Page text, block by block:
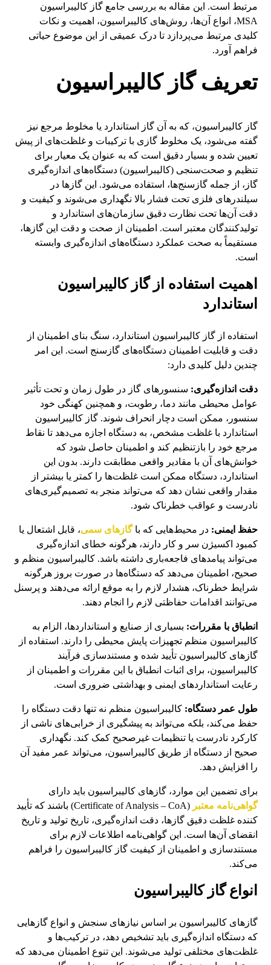
مرتبط است. این مقاله به بررسی جامع گاز کالیبراسیون
MSA، انواع آن‌ها، روش‌های کالیبراسیون، اهمیت و نکات
کلیدی مرتبط می‌پردازد تا درک عمیقی از این موضوع حیاتی
فراهم آورد.
تعریف گاز کالیبراسیون
گاز کالیبراسیون، که به آن گاز استاندارد یا مخلوط مرجع نیز
گفته می‌شود، یک مخلوط گازی با ترکیبات و غلظت‌های از پیش
تعیین شده و بسیار دقیق است که به عنوان یک معیار برای
تنظیم و صحت‌سنجی (کالیبراسیون) دستگاه‌های اندازه‌گیری
گاز، از جمله گازسنج‌ها، استفاده می‌شود. این گازها در
سیلندرهای فلزی تحت فشار بالا نگهداری می‌شوند و کیفیت و
دقت آن‌ها تحت نظارت دقیق سازمان‌های استاندارد و
تولیدکنندگان معتبر است. اطمینان از صحت و دقت این گازها،
مستقیماً به صحت عملکرد دستگاه‌های اندازه‌گیری وابسته
است.
اهمیت استفاده از گاز کالیبراسیون
استاندارد
استفاده از گاز کالیبراسیون استاندارد، سنگ بنای اطمینان از
دقت و قابلیت اطمینان دستگاه‌های گازسنج است. این امر
چندین دلیل کلیدی دارد:
دقت اندازه‌گیری: سنسورهای گاز در طول زمان و تحت تأثیر
عوامل محیطی مانند دما، رطوبت، و همچنین کهنگی خود
سنسور، ممکن است دچار انحراف شوند. گاز کالیبراسیون
استاندارد با غلظت مشخص، به دستگاه اجازه می‌دهد تا نقاط
مرجع خود را بازتنظیم کند و اطمینان حاصل شود که
خوانش‌های آن با مقادیر واقعی مطابقت دارند. بدون این
استاندارد، دستگاه ممکن است غلظت‌ها را کمتر یا بیشتر از
مقدار واقعی نشان دهد که می‌تواند منجر به تصمیم‌گیری‌های
نادرست و عواقب خطرناک شود.
حفظ ایمنی:در محیط‌هایی که باگازهای سمی، قابل اشتعال یا
کمبود اکسیژن سر و کار دارند، هرگونه خطای اندازه‌گیری
می‌تواند پیامدهای فاجعه‌باری داشته باشد. کالیبراسیون منظم و
صحیح، اطمینان می‌دهد که دستگاه‌ها در صورت بروز هرگونه
شرایط خطرناک، هشدار لازم را به موقع ارائه می‌دهند و پرسنل
می‌توانند اقدامات حفاظتی لازم را انجام دهند.
انطباق با مقررات: بسیاری از صنایع و استانداردها، الزام به
کالیبراسیون منظم تجهیزات پایش محیطی را دارند. استفاده از
گازهای کالیبراسیون تأیید شده و مستندسازی فرآیند
کالیبراسیون، برای اثبات انطباق با این مقررات و اطمینان از
رعایت استانداردهای ایمنی و بهداشتی ضروری است.
طول عمر دستگاه:کالیبراسیون منظم نه تنها دقت دستگاه را
حفظ می‌کند، بلکه می‌تواند به پیشگیری از خرابی‌های ناشی از
کارکرد نادرست یا تنظیمات غیرصحیح کمک کند. نگهداری
صحیح از دستگاه از طریق کالیبراسیون، می‌تواند عمر مفید آن
را افزایش دهد.
برای تضمین این موارد، گازهای کالیبراسیون باید دارای
گواهی‌نامه معتبر
(Certificate of Analysis – CoA) باشند که تأیید
کننده غلظت دقیق گازها، دقت اندازه‌گیری، تاریخ تولید و تاریخ
انقضای آن‌ها است. این گواهی‌نامه اطلاعات لازم برای
مستندسازی و اطمینان از کیفیت گاز کالیبراسیون را فراهم
می‌کند.
انواع گاز کالیبراسیون
گازهای کالیبراسیون بر اساس نیازهای سنجش و انواع گازهایی
که دستگاه اندازه‌گیری باید تشخیص دهد، در ترکیب‌ها و
غلظت‌های مختلفی تولید می‌شوند. این تنوع اطمینان می‌دهد که